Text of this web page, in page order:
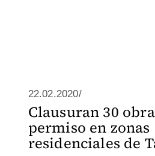
22.02.2020/
Clausuran 30
permiso en zonas
residenciales de